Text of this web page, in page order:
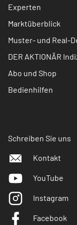
Experten
Marktüberblick
Muster- und Real-
DER AKTIONÄR
Abo und Shop
Bedienhilfen
Schreiben Sie uns
Kontakt
YouTube
Instagram
Facebook